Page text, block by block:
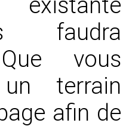
faudra
vous
un terrain
afin de